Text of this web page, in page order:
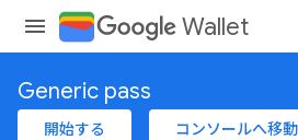
Wallet
Generic pass
開始する コンソールへ移動